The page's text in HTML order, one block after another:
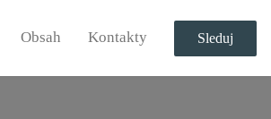
Obsah Kontakty Sleduj